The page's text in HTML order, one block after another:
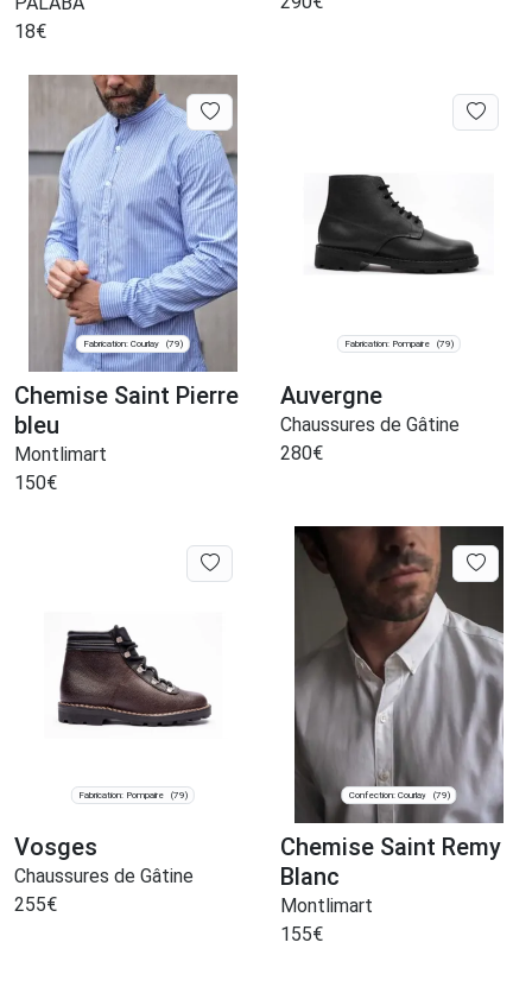
18€
Fabrication: Courlay (79)
Chemise Saint Pierre
bleu
Montlimart
150€
Fabrication: Pompaire (79)
Auvergne
Chaussures de Gâtine
280€
Fabrication: Pompaire (79)
Vosges
Chaussures de Gâtine
255€
Confection: Courlay (79)
Chemise Saint Remy
Blanc
Montlimart
155€